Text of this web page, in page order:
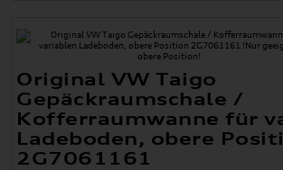
Original VW Taigo
Gepäckraumschale /
Kofferraumwanne für
Ladeboden, obere
2G7061161